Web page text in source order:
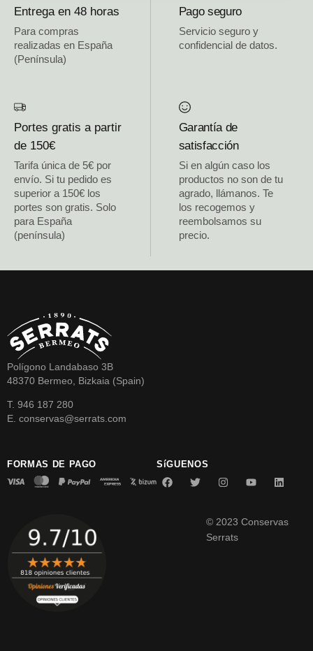
Entrega en 48 horas
Para compras
realizadas en España
(Península)
Pago seguro
Servicio seguro y
confidencial de datos.
Portes gratis a partir
de 150€
Tarifa única de 5€ por
envío. Si tu pedido es
superior a 150€ los
portes son gratis. Solo
para España
(península)
Garantía de
satisfacción
Si en algún caso los
productos no son de tu
agrado, llámanos. Te
los recogemos y
reembolsamos su
precio.
Polígono Landabaso 3B
48370 Bermeo, Bizkaia (Spain)
T. 946 187 280
E. conservas@serrats.com
FORMAS DE PAGO SíGUENOS
© 2023 Conservas
Serrats